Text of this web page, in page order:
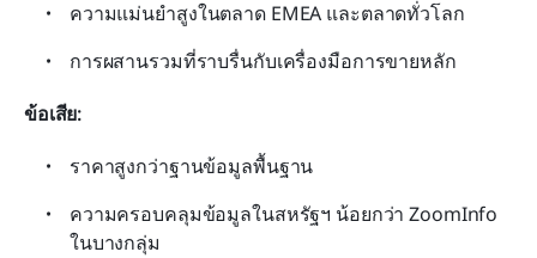
ความแม่นยำสูงในตลาด EMEA และตลาดทั่วโลก
การผสานรวมที่ราบรื่นกับเครื่องมือการขายหลัก
ข้อเสีย:
ราคาสูงกว่าฐานข้อมูลพื้นฐาน
ความครอบคลุมข้อมูลในสหรัฐฯ น้อยกว่า ZoomInfo
ในบางกลุ่ม